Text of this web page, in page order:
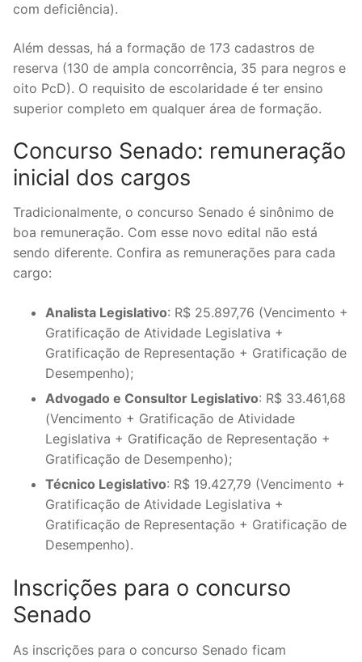
com deficiência).
Além dessas, há a formação de 173 cadastros de
reserva (130 de ampla concorrência, 35 para negros e
oito PcD). O requisito de escolaridade é ter ensino
superior completo em qualquer área de formação.
Concurso Senado: remuneração
inicial dos cargos
Tradicionalmente, o concurso Senado é sinônimo de
boa remuneração. Com esse novo edital não está
sendo diferente. Confira as remunerações para cada
cargo:
Analista Legislativo: R$ 25.897,76 (Vencimento +
Gratificação de Atividade Legislativa +
Gratificação de Representação + Gratificação de
Desempenho);
Advogado e Consultor Legislativo: R$ 33.461,68
(Vencimento + Gratificação de Atividade
Legislativa + Gratificação de Representação +
Gratificação de Desempenho);
Técnico Legislativo: R$ 19.427,79 (Vencimento +
Gratificação de Atividade Legislativa +
Gratificação de Representação + Gratificação de
Desempenho).
Inscrições para o concurso
Senado
As inscrições para o concurso Senado ficam